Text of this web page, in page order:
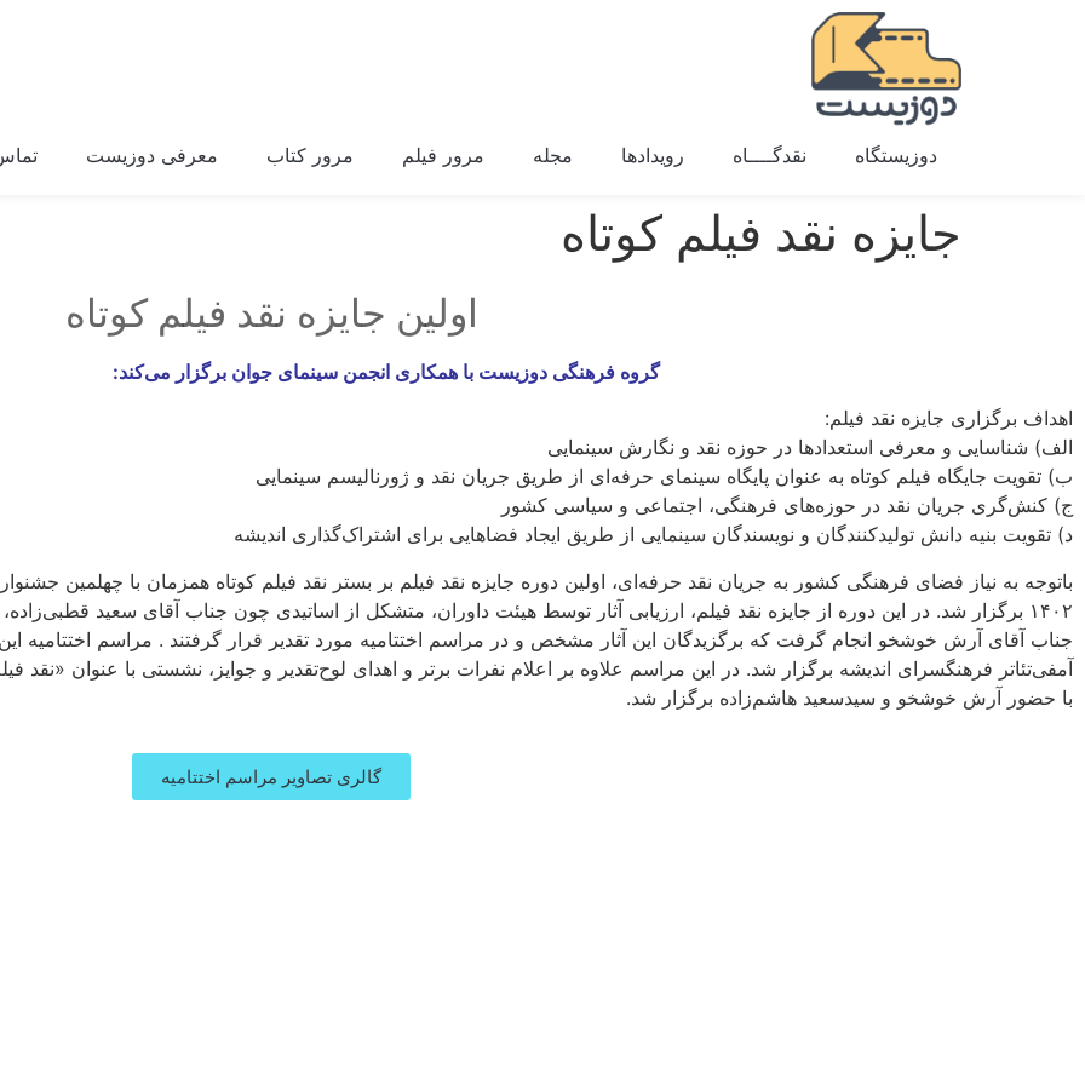
دوزیستگاه نقدگــــاه رویدادها مجله مرور فیلم مرور کتاب معرفی دوزیست
جایزه نقد فیلم کوتاه
اولین جایزه نقد فیلم کوتاه
گروه فرهنگی دوزیست با همکاری انجمن سینمای جوان برگزار می‌کند:
اهداف برگزاری جایزه نقد فیلم:
الف) شناسایی و معرفی استعدادها در حوزه نقد و نگارش سینمایی
ب) تقویت جایگاه فیلم کوتاه به عنوان پایگاه سینمای حرفه‌ای از طریق جریان نقد و ژورنالیسم سینمایی
ج) کنش‌گری جریان نقد در حوزه‌های فرهنگی، اجتماعی و سیاسی کشور
د) تقویت بنیه دانش تولیدکنندگان و نویسندگان سینمایی از طریق ایجاد فضاهایی برای اشتراک‌گذاری اندیشه
باتوجه به نیاز فضای فرهنگی کشور به جریان نقد حرفه‌ای، اولین دوره جایزه نقد فیلم بر بستر نقد فیلم کوتاه همزمان با چهلمین
۱۴۰۲ برگزار شد. در این دوره از جایزه نقد فیلم، ارزیابی آثار توسط هیئت داوران، متشکل از اساتیدی چون جناب آقای سعید
آمفی‌تئاتر فرهنگسرای اندیشه برگزار شد. در این مراسم علاوه بر اعلام نفرات برتر و اهدای لوح‌تقدیر و جوایز، نشستی با عنوان «نقد
با حضور آرش خوشخو و سیدسعید هاشم‌زاده برگزار شد.
گالری تصاویر مراسم اختتامیه